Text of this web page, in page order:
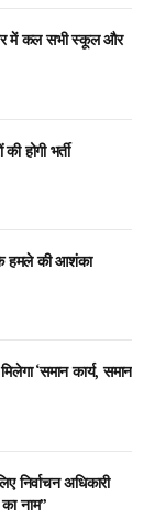
में कल सभी स्कूल और
होगी भर्ती
के हमले की आशंका
‘समान कार्य, समान
निर्वाचन अधिकारी
नाम”